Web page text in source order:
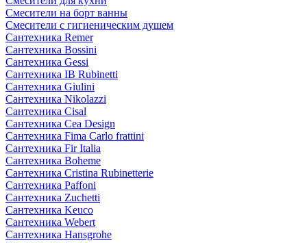
Смесители на борт ванны
Смесители с гигиеническим душем
Сантехника Remer
Сантехника Bossini
Сантехника Gessi
Сантехника IB Rubinetti
Сантехника Giulini
Сантехника Nikolazzi
Сантехника Cisal
Сантехника Cea Design
Сантехника Fima Carlo frattini
Сантехника Fir Italia
Сантехника Boheme
Сантехника Cristina Rubinetterie
Сантехника Paffoni
Сантехника Zuchetti
Сантехника Keuco
Сантехника Webert
Сантехника Hansgrohe